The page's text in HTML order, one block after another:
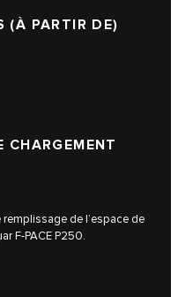
(À PARTIR DE)
CHARGEMENT
de l’espace de
F-PACE P250.